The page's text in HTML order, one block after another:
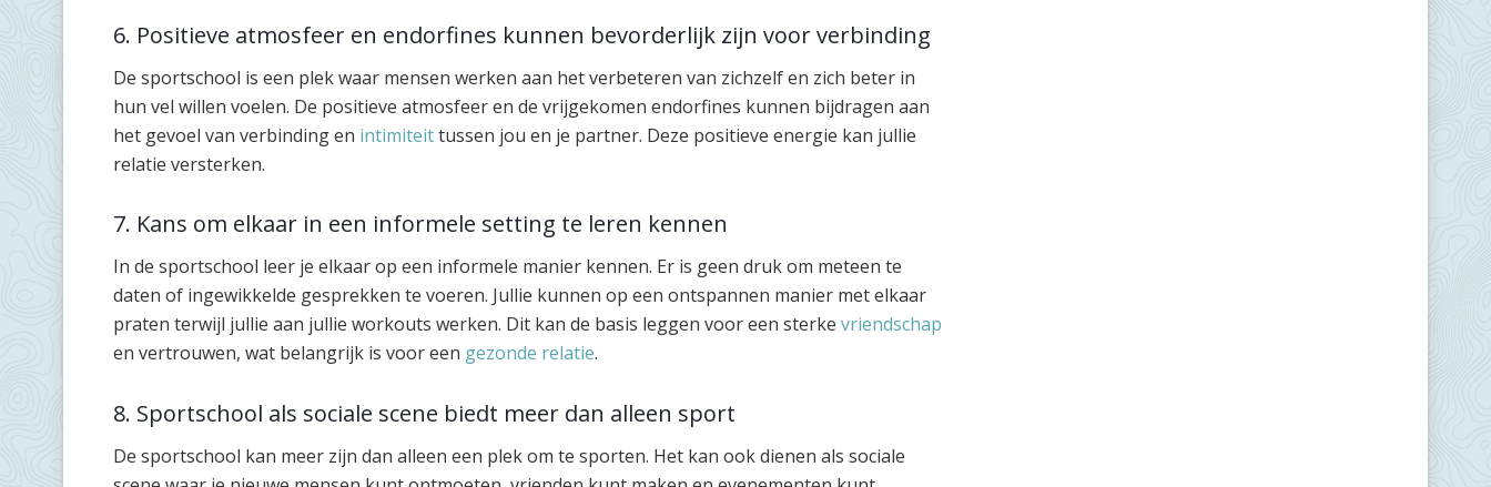
6. Positieve atmosfeer en endorfines kunnen bevorderlijk zijn voor verbinding
De sportschool is een plek waar mensen werken aan het verbeteren van zichzelf en zich beter in
hun vel willen voelen. De positieve atmosfeer en de vrijgekomen endorfines kunnen bijdragen aan
het gevoel van verbinding en intimiteittussen jou en je partner. Deze positieve energie kan jullie
relatie versterken.
7. Kans om elkaar in een informele setting te leren kennen
In de sportschool leer je elkaar op een informele manier kennen. Er is geen druk om meteen te
daten of ingewikkelde gesprekken te voeren. Jullie kunnen op een ontspannen manier met elkaar
praten terwijl jullie aan jullie workouts werken. Dit kan de basis leggen voor een sterke vriendschap
en vertrouwen, wat belangrijk is voor een gezonde relatie.
8. Sportschool als sociale scene biedt meer dan alleen sport
De sportschool kan meer zijn dan alleen een plek om te sporten. Het kan ook dienen als sociale